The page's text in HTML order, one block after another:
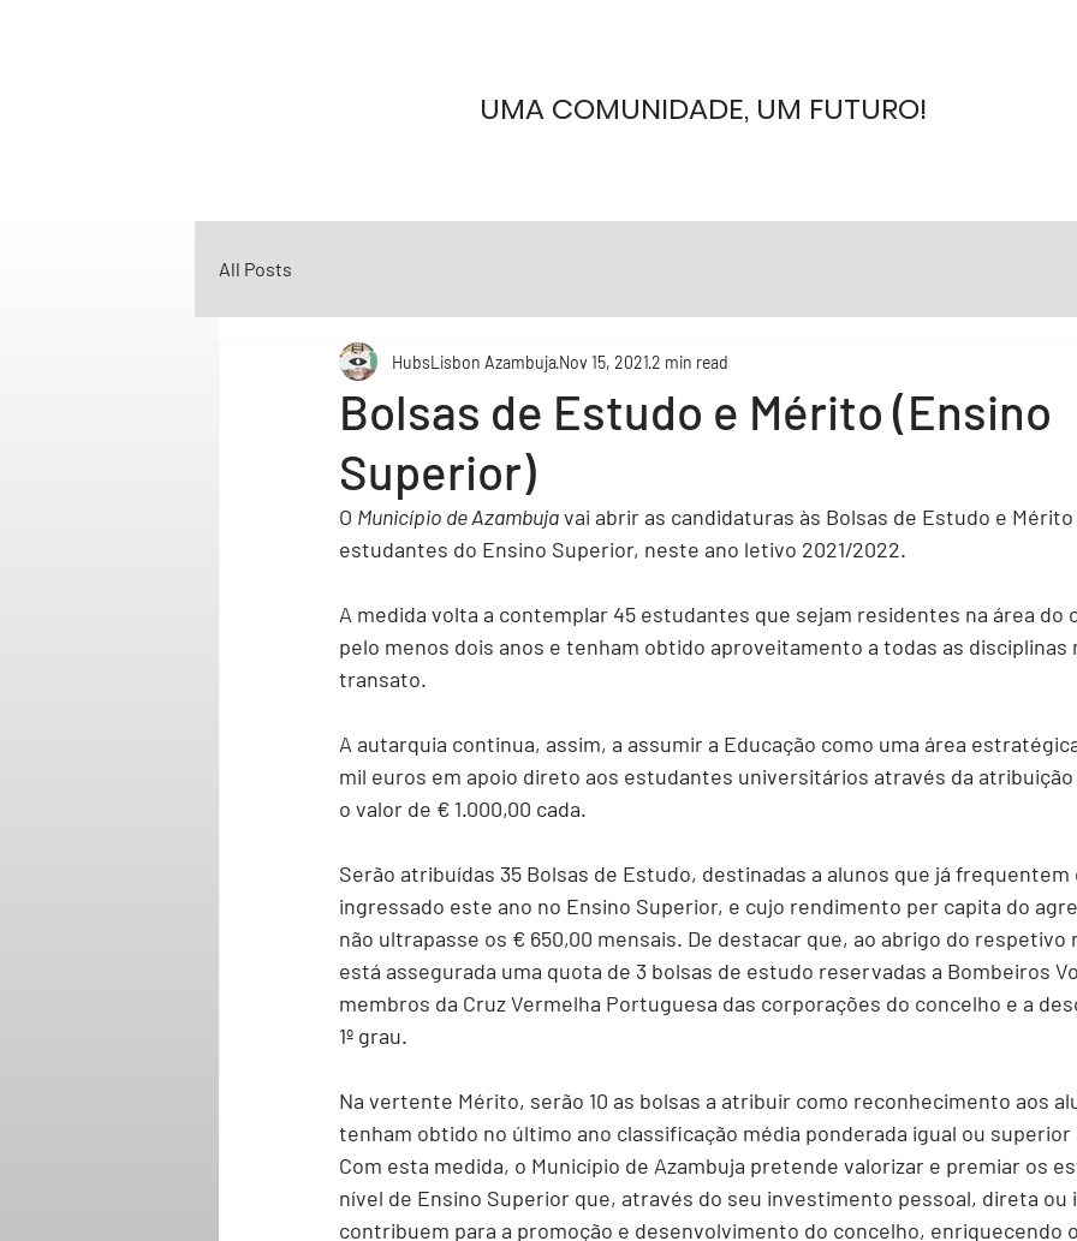
UMA COMUNIDADE, UM FUTURO!
All Posts
Bolsas de Estudo e Mérito (Ensino
Superior)
HubsLisbon AzambujaNov 15, 20212 min read
O Município de Azambuja vai abrir as candidaturas às Bolsas de Estudo e Mérito
estudantes do Ensino Superior, neste ano letivo 2021/2022.
A medida volta a contemplar 45 estudantes que sejam residentes na área do
pelo menos dois anos e tenham obtido aproveitamento a todas as disciplinas
transato.
A autarquia continua, assim, a assumir a Educação como uma área
mil euros em apoio direto aos estudantes universitários através da atribuição
o valor de € 1.000,00 cada.
Serão atribuídas 35 Bolsas de Estudo, destinadas a alunos que já frequentem
ingressado este ano no Ensino Superior, e cujo rendimento per capita do
não ultrapasse os € 650,00 mensais. De destacar que, ao abrigo do respetivo
está assegurada uma quota de 3 bolsas de estudo reservadas a Bombeiros
membros da Cruz Vermelha Portuguesa das corporações do concelho e a
1º grau.
Na vertente Mérito, serão 10 as bolsas a atribuir como reconhecimento aos
tenham obtido no último ano classificação média ponderada igual ou superior
Com esta medida, o Município de Azambuja pretende valorizar e premiar os
nível de Ensino Superior que, através do seu investimento pessoal, direta
contribuem para a promoção e desenvolvimento do concelho, enriquecendo